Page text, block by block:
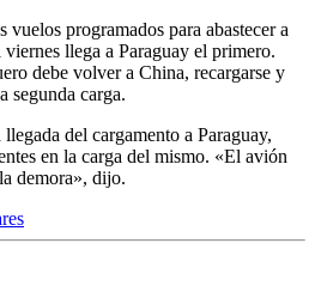
programados para abastecer a
llega a Paraguay el primero.
debe volver a China, recargarse y
segunda carga.
del cargamento a Paraguay,
en la carga del mismo. «El avión
demora», dijo.